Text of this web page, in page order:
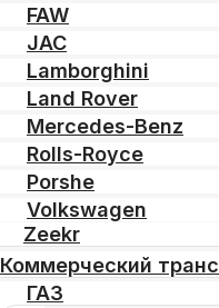
FAW
JAC
Lamborghini
Land Rover
Mercedes-Benz
Rolls-Royce
Porshe
Volkswagen
Zeekr
Коммерческий
ГАЗ